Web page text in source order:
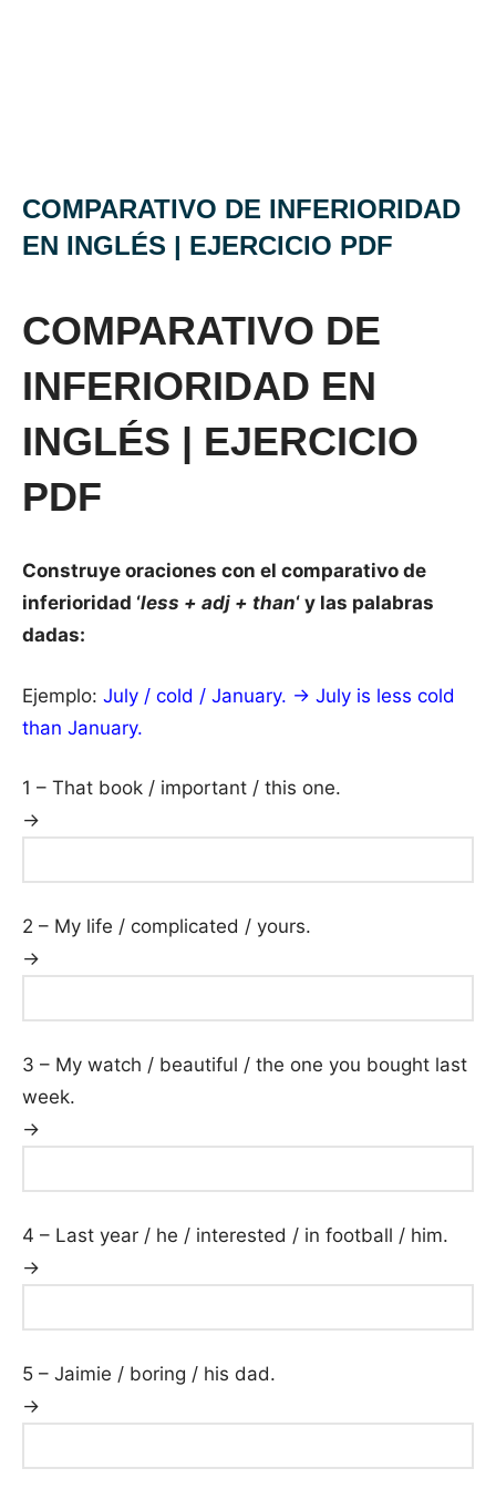
COMPARATIVO DE INFERIORIDAD
EN INGLÉS | EJERCICIO PDF
COMPARATIVO DE
INFERIORIDAD EN
INGLÉS | EJERCICIO
PDF
Construye oraciones con el comparativo de
inferioridad ‘less + adj + than‘ y las palabras
dadas:
Ejemplo: July / cold / January. → July is less cold
than January.
1 – That book / important / this one.
→
2 – My life / complicated / yours.
→
3 – My watch / beautiful / the one you bought last
week.
→
4 – Last year / he / interested / in football / him.
→
5 – Jaimie / boring / his dad.
→